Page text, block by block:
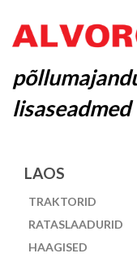
lisaseadmed
LAOS
TRAKTORID
RATASLAADURID
HAAGISED